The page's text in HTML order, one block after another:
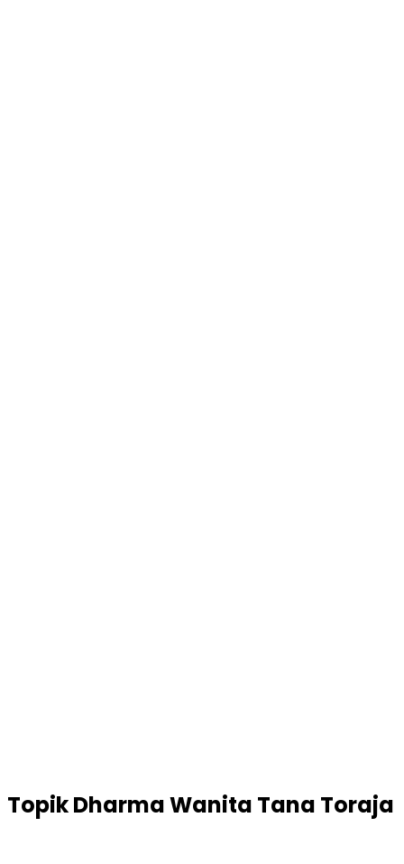
TopikDharma Wanita Tana Toraja